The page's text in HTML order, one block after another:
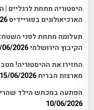
היסטוריה מתחת לרגליים
הארכיאולוגים בפוריידיס
תעלומה מתחת לפני
הקיבוץ הירושלמי06/2026
החזירו את ההיסטוריה!
מארצות הברית15/06/2026
הפתעה במכתש הילד שהרים אבן
10/06/2026